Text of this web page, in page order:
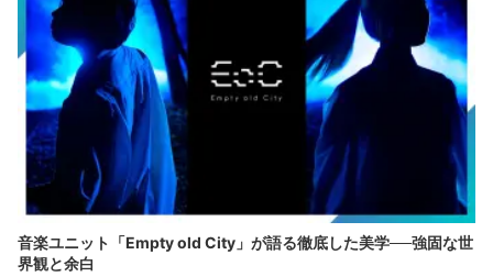
音楽ユニット「Empty old City」が語る徹底した美学──強固な世
界観と余白